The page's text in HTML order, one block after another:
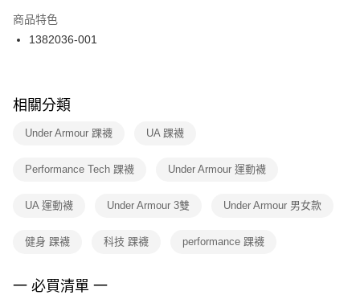
２．訂單成立數日內，您將收到繳費通知簡訊。
３．收到繳費通知簡訊後14天內，點擊此簡訊中的連結，可透過四大超商／
ATM／網路銀行／等多元方式進行付款，方視為交易完成。
※ 交易是否成功請以「AFTEE先享後付 」之結帳頁面顯示為準，若有關於
是否繳費成功／繳費後需取消欲退款等相關疑問，請聯繫「AFTEE先享後付
客戶支援中心」https://netprotections.freshdesk.com/support/home
１．透過由恩沛科技股份有限公司提供之「AFTEE先享後付」服務完成之交
權轉讓予恩沛科技股份有限公司。
３．未成年的使用者請事先徵得法定代理人或監護人之同意方可使用
４．使用「AFTEE先享後付」時，將依據個別帳號之用戶狀況，依本公司即
付款後門市自取
每筆NT$100，滿NT$1,500(含以上)免運費
商品特色
1382036-001
相關分類
Under Armour 踝襪 UA 踝襪
Performance Tech 踝襪 Under Armour 運動襪
UA 運動襪 Under Armour 3雙 Under Armour 男女款
健身 踝襪 科技 踝襪 performance 踝襪
一 必買清單 一